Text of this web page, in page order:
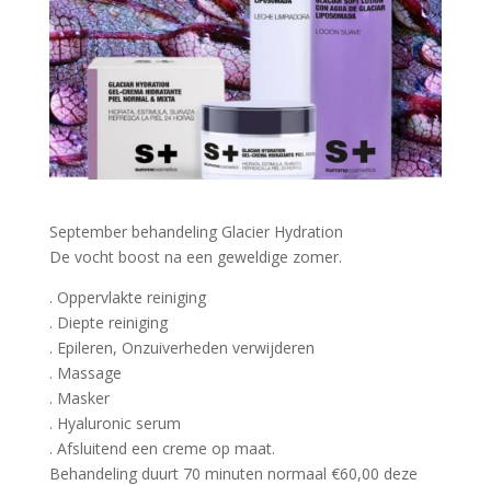
September behandeling Glacier Hydration
De vocht boost na een geweldige zomer.
. Oppervlakte reiniging
. Diepte reiniging
. Epileren, Onzuiverheden verwijderen
. Massage
. Masker
. Hyaluronic serum
. Afsluitend een creme op maat.
Behandeling duurt 70 minuten normaal €60,00 deze